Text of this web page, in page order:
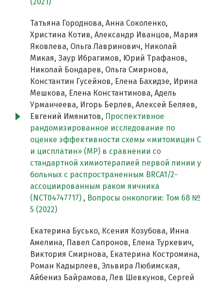
(2021)
Татьяна Городнова, Анна Соколенко,
Христина Котив, Александр Иванцов, Мария
Яковлева, Ольга Лавринович, Николай
Микая, Заур Ибрагимов, Юрий Трафанов,
Николай Бондарев, Ольга Смирнова,
Константин Гусейнов, Елена Бахидзе, Ирина
Мешкова, Елена Константинова, Адель
Урманчеева, Игорь Берлев, Алексей Беляев,
Евгений Имянитов, Проспективное
рандомизированное исследование по
оценке эффективности схемы «митомицин С
и цисплатин» (MP) в сравнении со
стандартной химиотерапией первой линии у
больных c распространенным BRCA1/2-
ассоциированным раком яичника
(NCT04747717) , Вопросы онкологии: Том 68 №
5 (2022)
Екатерина Бусько, Ксения Козубова, Инна
Амелина, Павел Сапронов, Елена Туркевич,
Виктория Смирнова, Екатерина Костромина,
Роман Кадырлеев, Эльвира Любимская,
Айбениз Байрамова, Лев Шевкунов, Сергей